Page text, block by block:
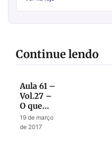
Continue lendo
Aula 61 –
Vol.27 –
O que
aconteceu
com as
19 de março
de 2017